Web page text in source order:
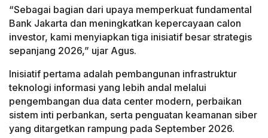
“Sebagai bagian dari upaya memperkuat fundamental
Bank Jakarta dan meningkatkan kepercayaan calon
investor, kami menyiapkan tiga inisiatif besar strategis
sepanjang 2026,” ujar Agus.
Inisiatif pertama adalah pembangunan infrastruktur
teknologi informasi yang lebih andal melalui
pengembangan dua data center modern, perbaikan
sistem inti perbankan, serta penguatan keamanan siber
yang ditargetkan rampung pada September 2026.